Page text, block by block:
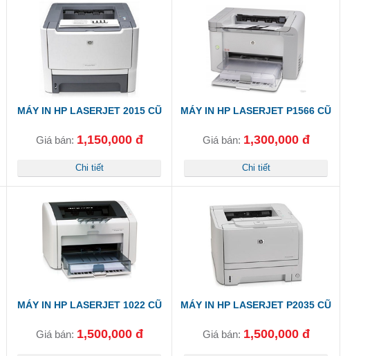
MÁY IN HP LASERJET 2015 CŨ
Giá bán: 1,150,000 đ
Chi tiết
MÁY IN HP LASERJET P1566 CŨ
Giá bán: 1,300,000 đ
Chi tiết
MÁY IN HP LASERJET 1022 CŨ
Giá bán: 1,500,000 đ
MÁY IN HP LASERJET P2035 CŨ
Giá bán: 1,500,000 đ